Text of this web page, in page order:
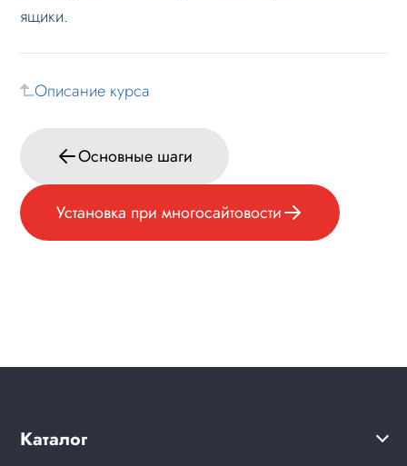
ящики.
Описание курса
Основные шаги
Установка при многосайтовости
Каталог